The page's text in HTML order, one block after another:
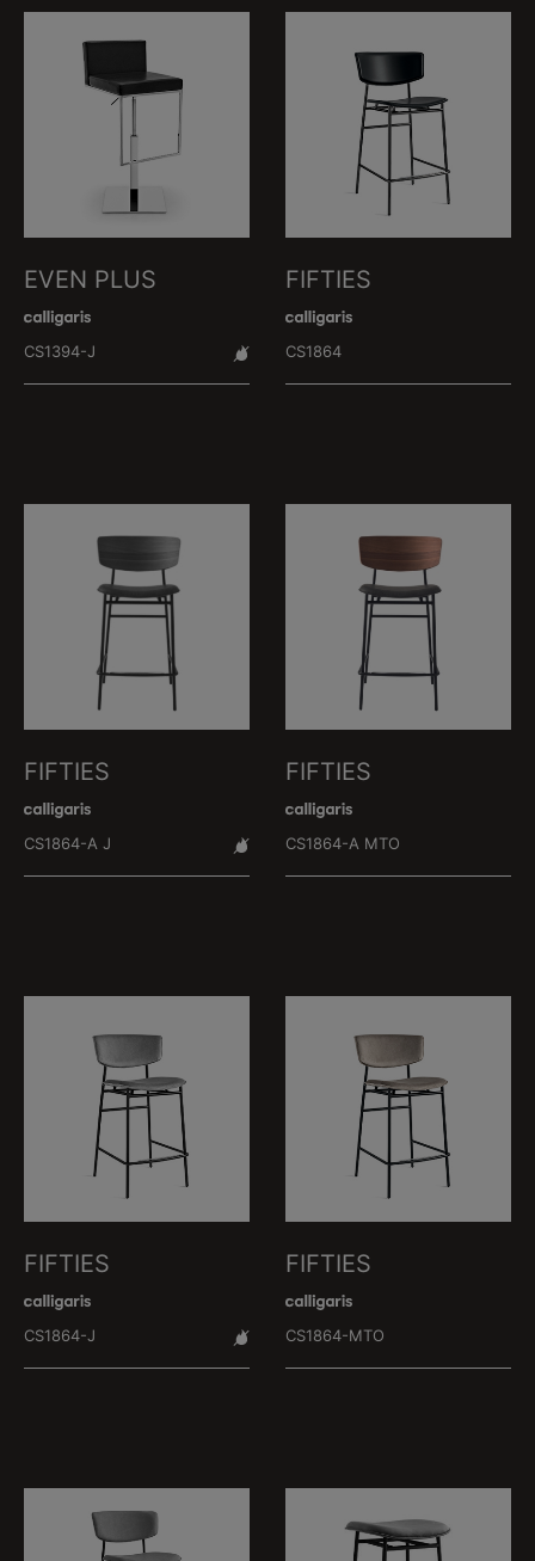
EVEN PLUS
CS1394-J
FIFTIES
CS1864
FIFTIES
CS1864-A J
FIFTIES
CS1864-A MTO
FIFTIES
CS1864-J
FIFTIES
CS1864-MTO